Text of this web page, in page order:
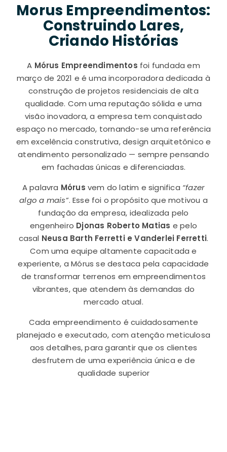
Morus Empreendimentos:
Construindo Lares,
Criando Histórias
A Mórus Empreendimentos foi fundada em
março de 2021 e é uma incorporadora dedicada à
construção de projetos residenciais de alta
qualidade. Com uma reputação sólida e uma
visão inovadora, a empresa tem conquistado
espaço no mercado, tornando-se uma referência
em excelência construtiva, design arquitetônico e
atendimento personalizado — sempre pensando
em fachadas únicas e diferenciadas.
A palavra Mórus vem do latim e significa “fazer
algo a mais”. Esse foi o propósito que motivou a
fundação da empresa, idealizada pelo
engenheiro Djonas Roberto Matias e pelo
casal Neusa Barth Ferretti e Vanderlei Ferretti.
Com uma equipe altamente capacitada e
experiente, a Mórus se destaca pela capacidade
de transformar terrenos em empreendimentos
vibrantes, que atendem às demandas do
mercado atual.
Cada empreendimento é cuidadosamente
planejado e executado, com atenção meticulosa
aos detalhes, para garantir que os clientes
desfrutem de uma experiência única e de
qualidade superior